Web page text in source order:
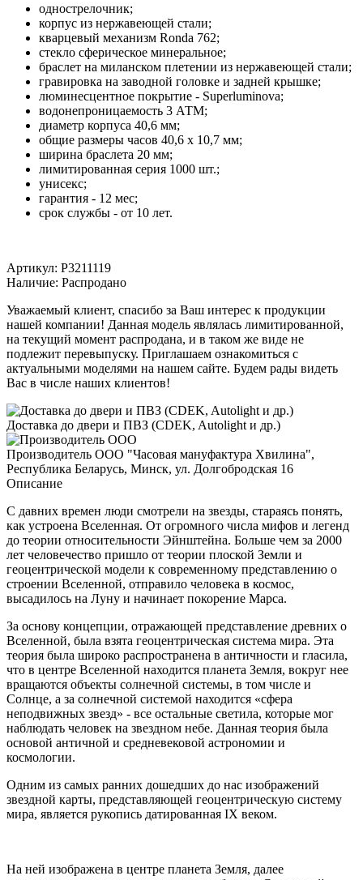
однострелочник;
корпус из нержавеющей стали;
кварцевый механизм Ronda 762;
стекло сферическое минеральное;
браслет на миланском плетении из нержавеющей стали;
гравировка на заводной головке и задней крышке;
люминесцентное покрытие - Superluminova;
водонепроницаемость 3 АТМ;
диаметр корпуса 40,6 мм;
общие размеры часов 40,6 x 10,7 мм;
ширина браслета 20 мм;
лимитированная серия 1000 шт.;
унисекс;
гарантия - 12 мес;
срок службы - от 10 лет.
Артикул: P3211119
Наличие: Распродано
Уважаемый клиент, спасибо за Ваш интерес к продукции
нашей компании! Данная модель являлась лимитированной,
на текущий момент распродана, и в таком же виде не
подлежит перевыпуску. Приглашаем ознакомиться с
актуальными моделями на нашем сайте. Будем рады видеть
Вас в числе наших клиентов!
Доставка до двери и ПВЗ (CDEK, Autolight и др.)
Производитель ООО "Часовая мануфактура Хвилина",
Республика Беларусь, Минск, ул. Долгобродская 16
Описание
С давних времен люди смотрели на звезды, стараясь понять,
как устроена Вселенная. От огромного числа мифов и легенд
до теории относительности Эйнштейна. Больше чем за 2000
лет человечество пришло от теории плоской Земли и
геоцентрической модели к современному представлению о
строении Вселенной, отправило человека в космос,
высадилось на Луну и начинает покорение Марса.
За основу концепции, отражающей представление древних о
Вселенной, была взята геоцентрическая система мира. Эта
теория была широко распространена в античности и гласила,
что в центре Вселенной находится планета Земля, вокруг нее
вращаются объекты солнечной системы, в том числе и
Солнце, а за солнечной системой находится «сфера
неподвижных звезд» - все остальные светила, которые мог
наблюдать человек на звездном небе. Данная теория была
основой античной и средневековой астрономии и
космологии.
Одним из самых ранних дошедших до нас изображений
звездной карты, представляющей геоцентрическую систему
мира, является рукопись датированная IX веком.
На ней изображена в центре планета Земля, далее